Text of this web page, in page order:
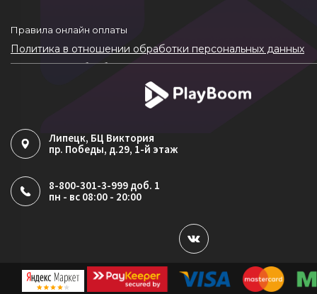
Правила онлайн оплаты
Политика в отношении обработки персональных данных
Согласие на обработку ПДн
Политика обработки файлов cookie
Липецк, БЦ Виктория
пр. Победы, д.29, 1-й этаж
8-800-301-3-999 доб. 1
пн - вс 08:00 - 20:00